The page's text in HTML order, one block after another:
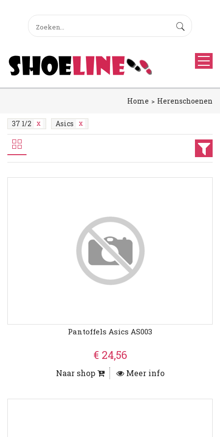
Home Herenschoenen
37 1/2 Asics
Pantoffels Asics AS003
€ 24,56
Naar shop Meer info